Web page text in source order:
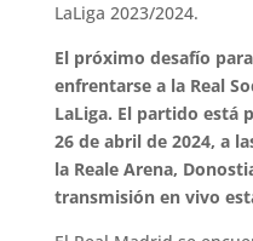
LaLiga 2023/2024.
El próximo desafío
enfrentarse a la Real
LaLiga. El partido está
26 de abril de 2024, a
la Reale Arena,
transmisión en vivo